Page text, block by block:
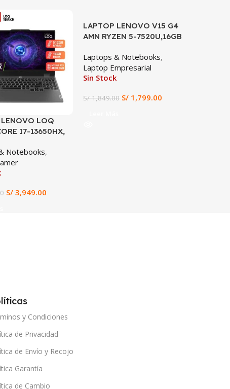
LOQ
I7-13650HX,
15.6″ FHD
Notebooks,
S/ 3,949.00
SALE
LAPTOP LENOVO V15 G4
AMN RYZEN 5-7520U,16GB
FHD
Laptops & Notebooks,
Laptop Empresarial
Sin Stock
S/1,849.00 S/ 1,799.00
y Condiciones
de Privacidad
de Envío y Recojo
Garantía
de Cambio